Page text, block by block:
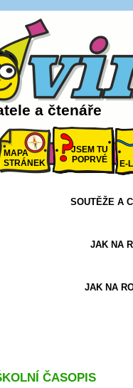
a čtenáře
MAPA
STRÁNEK
JSEM TU
POPRVÉ
E-
SOUTĚŽE A
JAK NA
JAK NA
ČASOPIS